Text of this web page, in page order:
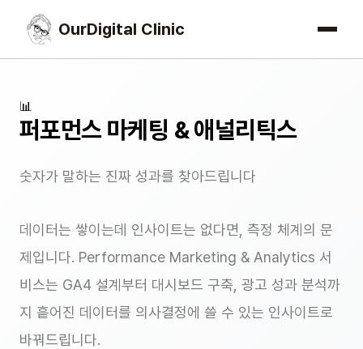
OurDigital Clinic
📊
퍼포먼스 마케팅 & 애널리틱스
숫자가 말하는 진짜 성과를 찾아드립니다
데이터는 쌓이는데 인사이트는 없다면, 측정 체계의 문
제입니다. Performance Marketing & Analytics 서
비스는 GA4 설계부터 대시보드 구축, 광고 성과 분석까
지 흩어진 데이터를 의사결정에 쓸 수 있는 인사이트로
바꿔드립니다.